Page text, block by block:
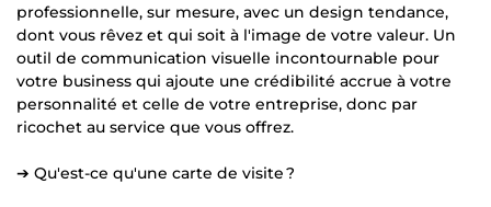
professionnelle, sur mesure, avec un design tendance,
dont vous rêvez et qui soit à l'image de votre valeur. Un
outil de communication visuelle incontournable pour
votre business qui ajoute une crédibilité accrue à votre
personnalité et celle de votre entreprise, donc par
ricochet au service que vous offrez.
➔ Qu'est-ce qu'une carte de visite ?